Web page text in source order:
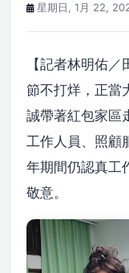
星期日, 1月 22,
【記者林明佑
節不打烊，正當
誠帶著紅包家區
工作人員、照顧
年期間仍認真工
敬意。